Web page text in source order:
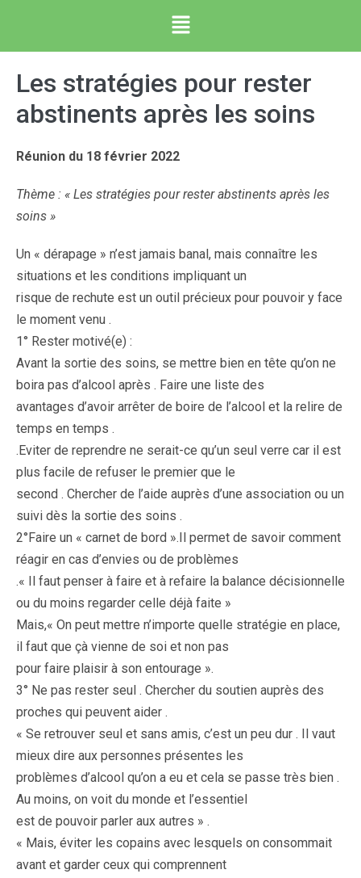
Les stratégies pour rester
abstinents après les soins
Réunion du 18 février 2022
Thème : « Les stratégies pour rester abstinents après les
soins »
Un « dérapage » n’est jamais banal, mais connaître les
situations et les conditions impliquant un
risque de rechute est un outil précieux pour pouvoir y face
le moment venu .
1° Rester motivé(e) :
Avant la sortie des soins, se mettre bien en tête qu’on ne
boira pas d’alcool après . Faire une liste des
avantages d’avoir arrêter de boire de l’alcool et la relire de
temps en temps .
.Eviter de reprendre ne serait-ce qu’un seul verre car il est
plus facile de refuser le premier que le
second . Chercher de l’aide auprès d’une association ou un
suivi dès la sortie des soins .
2°Faire un « carnet de bord ».Il permet de savoir comment
réagir en cas d’envies ou de problèmes
.« Il faut penser à faire et à refaire la balance décisionnelle
ou du moins regarder celle déjà faite »
Mais,« On peut mettre n’importe quelle stratégie en place,
il faut que çà vienne de soi et non pas
pour faire plaisir à son entourage ».
3° Ne pas rester seul . Chercher du soutien auprès des
proches qui peuvent aider .
« Se retrouver seul et sans amis, c’est un peu dur . Il vaut
mieux dire aux personnes présentes les
problèmes d’alcool qu’on a eu et cela se passe très bien .
Au moins, on voit du monde et l’essentiel
est de pouvoir parler aux autres » .
« Mais, éviter les copains avec lesquels on consommait
avant et garder ceux qui comprennent